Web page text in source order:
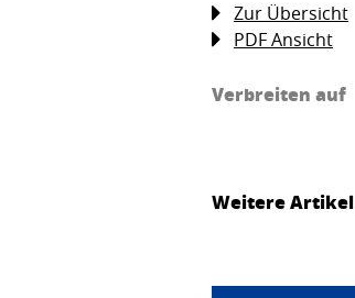
Zur Übersicht
PDF Ansicht
Verbreiten auf
Weitere Artikel